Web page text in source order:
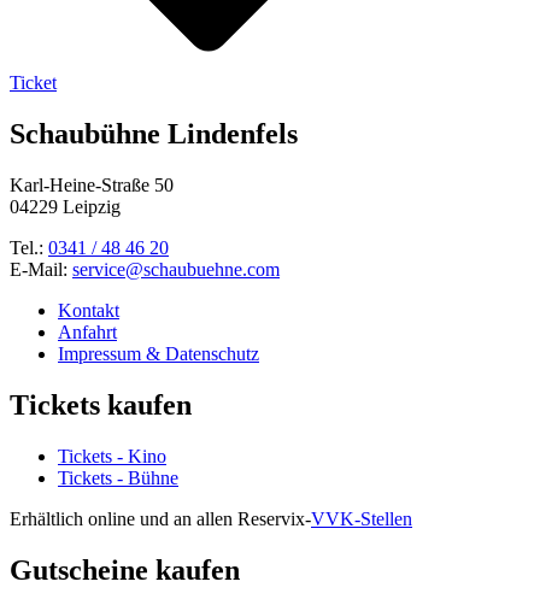
Ticket
Schaubühne Lindenfels
Karl-Heine-Straße 50
04229 Leipzig
Tel.: 0341 / 48 46 20
E-Mail: service@schaubuehne.com
Kontakt
Anfahrt
Impressum & Datenschutz
Tickets kaufen
Tickets - Kino
Tickets - Bühne
Erhältlich online und an allen Reservix-VVK-Stellen
Gutscheine kaufen